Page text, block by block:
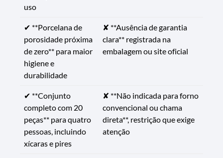
uso
✔ **Porcelana de
porosidade próxima
de zero** para maior
higiene e
durabilidade
✘ **Ausência de garantia
clara** registrada na
embalagem ou site oficial
✔ **Conjunto
completo com 20
peças** para quatro
pessoas, incluindo
xícaras e pires
✘ **Não indicada para forno
convencional ou chama
direta**, restrição que exige
atenção